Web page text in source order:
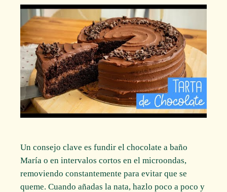
Un consejo clave es fundir el chocolate a baño
María o en intervalos cortos en el microondas,
removiendo constantemente para evitar que se
queme. Cuando añadas la nata, hazlo poco a poco y